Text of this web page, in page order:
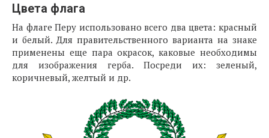
Цвета флага
На флаге Перу использовано всего два цвета: красный
и белый. Для правительственного варианта на знаке
применены еще пара окрасок, каковые необходимы
для изображения герба. Посреди их: зеленый,
коричневый, желтый и др.